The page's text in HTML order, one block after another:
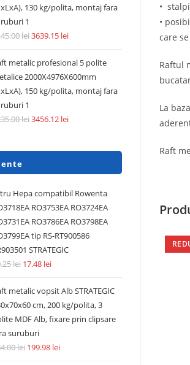
•
•
care
Raftul
La
Raft
130 kg/polita, montaj fara
1
lei3639.15 lei
metalic profesional 5 polite
2000X4976X600mm
150 kg/polita, montaj fara
1
lei3456.12 lei
Hepa compatibil Rowenta
RO3753EA RO3724EA
RO3786EA RO3798EA
tip RS-RT900586
STRATEGIC
lei 17.48 lei
metalic vopsit Alb STRATEGIC
cm, 200 kg/polita, 3
MDF Alb, fixare prin clipsare
suruburi
lei 199.98 lei